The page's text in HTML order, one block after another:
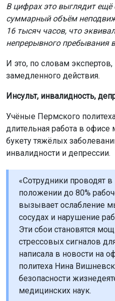
В цифрах это выглядит ещё
суммарный объём
16 тысяч часов, что
непрерывного пребывания
И это, по словам
замедленного действия.
Инсульт, инвалидность,
Учёные Пермского
длительная работа в
букету тяжёлых
инвалидности и депрессии.
«Сотрудники проводят
положении до 80%
вызывает ослабление
сосудах и нарушение
Эти сбои становятся
стрессовых сигналов
написала в новости на
политеха Нина
безопасности
медицинских наук.